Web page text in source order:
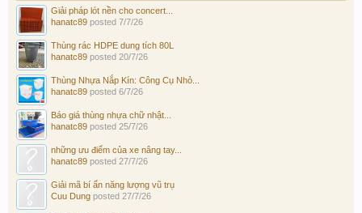
Giải pháp lót nền cho concert...
hanatc89 posted 7/7/26
Thùng rác HDPE dung tích 80L
hanatc89 posted 20/7/26
Thùng Nhựa Nắp Kín: Công Cụ Nhỏ...
hanatc89 posted 6/7/26
Báo giá thùng nhựa chữ nhật...
hanatc89 posted 25/7/26
những ưu điểm của xe nâng tay...
hanatc89 posted 27/7/26
Giải mã bí ẩn năng lượng vũ trụ
Cuu Dung posted 27/7/26